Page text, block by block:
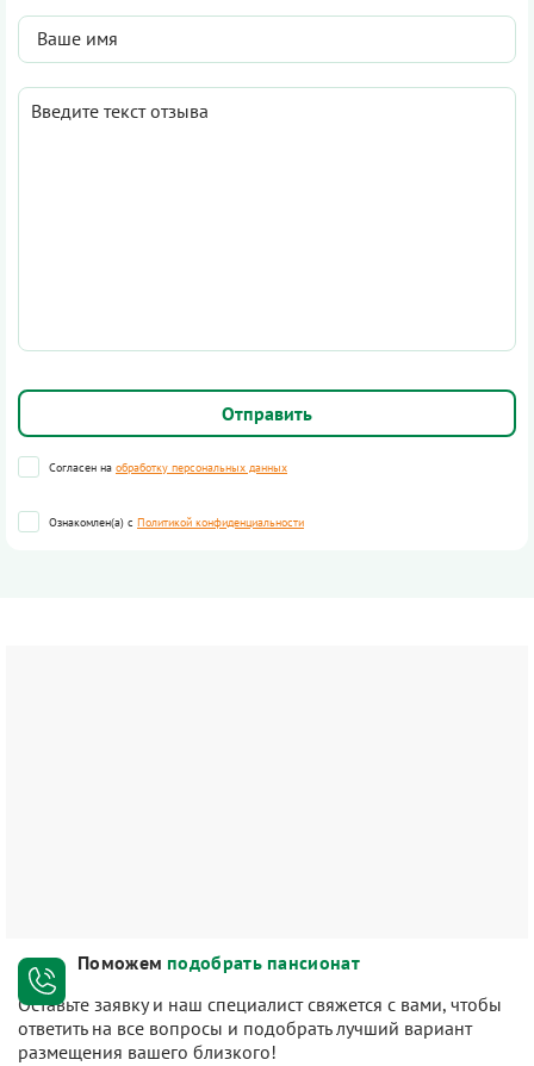
Согласен на обработку персональных данных
Ознакомлен(а) с Политикой конфиденциальности
Поможем подобрать пансионат
Оставьте заявку и наш специалист свяжется с вами, чтобы
ответить на все вопросы и подобрать лучший вариант
размещения вашего близкого!